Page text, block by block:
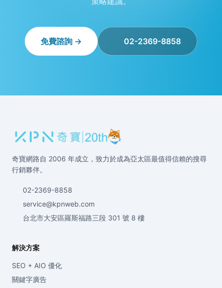
免費諮詢 → 02-2369-8858
奇寶網路自 2006 年成立，致力於成為亞太區最值得信賴的搜尋
行銷夥伴。
02-2369-8858
service@kpnweb.com
台北市大安區羅斯福路三段 301 號 8 樓
解決方案
SEO + AIO 優化
關鍵字廣告